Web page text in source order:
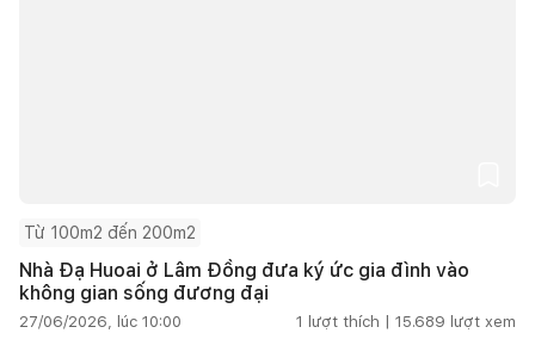
Từ 100m2 đến 200m2
Nhà Đạ Huoai ở Lâm Đồng đưa ký ức gia đình vào
không gian sống đương đại
27/06/2026, lúc 10:00 1 lượt thích | 15.689 lượt xem